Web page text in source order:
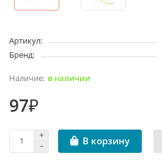
Артикул:
Бренд:
в наличии
97₽
В корзину